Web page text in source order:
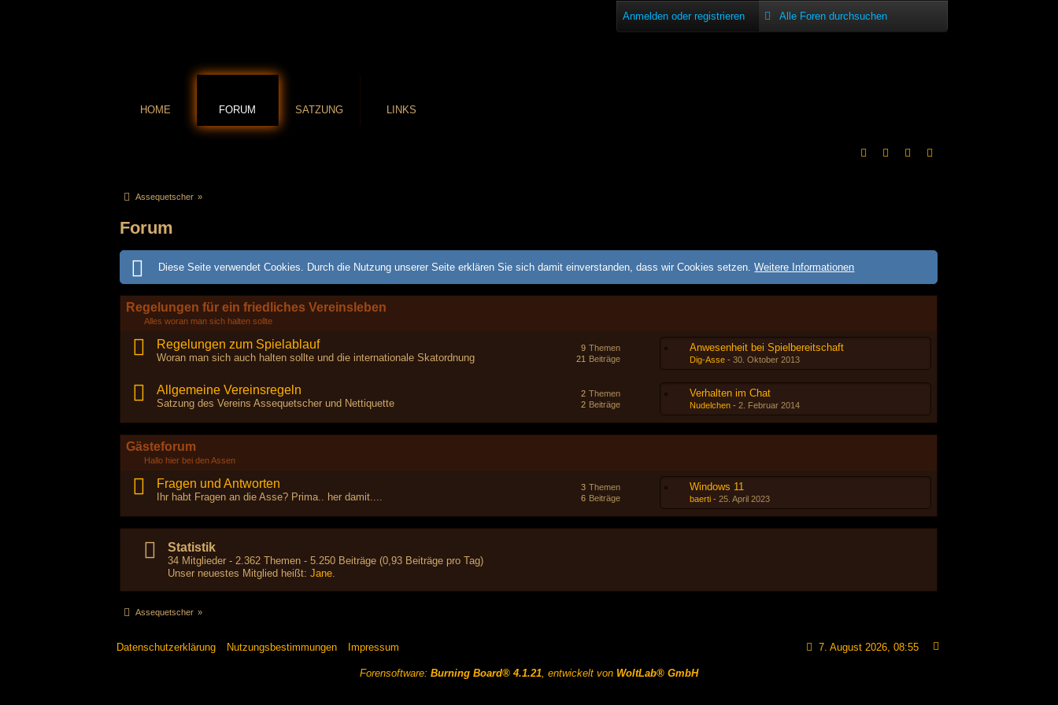
Anmelden oder registrieren
HOME FORUM SATZUNG LINKS
Assequetscher »
Forum
Diese Seite verwendet Cookies. Durch die Nutzung unserer Seite erklären Sie sich damit einverstanden, dass wir Cookies setzen.Weitere Informationen
Regelungen für ein friedliches Vereinsleben
Alles woran man sich halten sollte
Regelungen zum Spielablauf
Woran man sich auch halten sollte und die internationale Skatordnung
Themen
9
Beiträge
21
Anwesenheit bei Spielbereitschaft
Dig-Asse- 30. Oktober 2013
Allgemeine Vereinsregeln
Satzung des Vereins Assequetscher und Nettiquette
Themen
2
Beiträge
2
Verhalten im Chat
Nudelchen- 2. Februar 2014
Gästeforum
Hallo hier bei den Assen
Fragen und Antworten
Ihr habt Fragen an die Asse? Prima.. her damit....
Themen
3
Beiträge
6
Windows 11
baerti- 25. April 2023
Statistik
34 Mitglieder - 2.362 Themen - 5.250 Beiträge (0,93 Beiträge pro Tag)
Unser neuestes Mitglied heißt:Jane.
Assequetscher »
Datenschutzerklärung Nutzungsbestimmungen Impressum 7. August 2026, 08:55
Forensoftware: Burning Board® 4.1.21, entwickelt von WoltLab® GmbH